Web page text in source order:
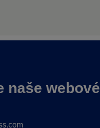
naše webové